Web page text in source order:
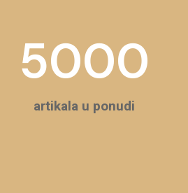
5000
artikala u ponudi